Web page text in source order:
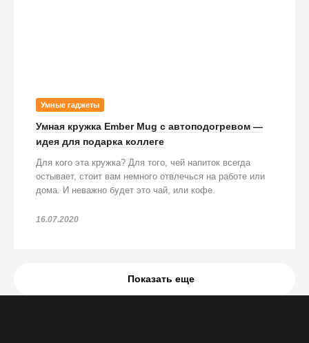
Умные гаджеты
Умная кружка Ember Mug с автоподогревом —
идея для подарка коллеге
Для кого эта кружка? Для того, чей напиток всегда
остывает, стоит вам немного отвлечься на работе или
дома. И неважно будет это чай, или кофе.
16.07.2020
Показать еще